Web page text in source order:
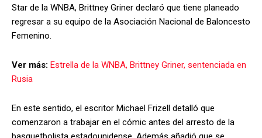
Star de la WNBA, Brittney Griner declaró que tiene planeado
regresar a su equipo de la Asociación Nacional de Baloncesto
Femenino.
Ver más: Estrella de la WNBA, Brittney Griner, sentenciada en
Rusia
En este sentido, el escritor Michael Frizell detalló que
comenzaron a trabajar en el cómic antes del arresto de la